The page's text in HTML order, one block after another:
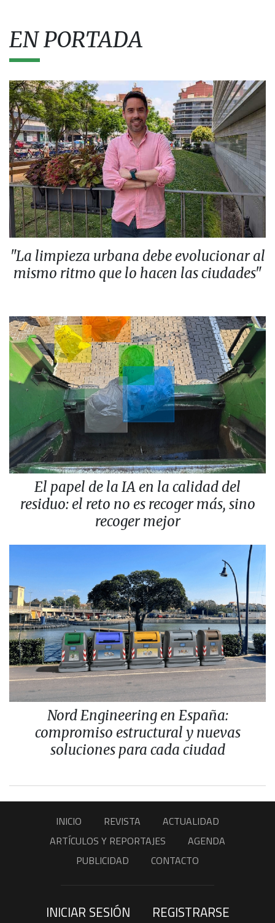
EN PORTADA
"La limpieza urbana debe evolucionar al
mismo ritmo que lo hacen las ciudades"
El papel de la IA en la calidad del
residuo: el reto no es recoger más, sino
recoger mejor
Nord Engineering en España:
compromiso estructural y nuevas
soluciones para cada ciudad
INICIO REVISTA
ACTUALIDAD
ARTÍCULOS Y REPORTAJES
AGENDA
PUBLICIDAD
CONTACTO
INICIAR SESIÓN REGISTRARSE